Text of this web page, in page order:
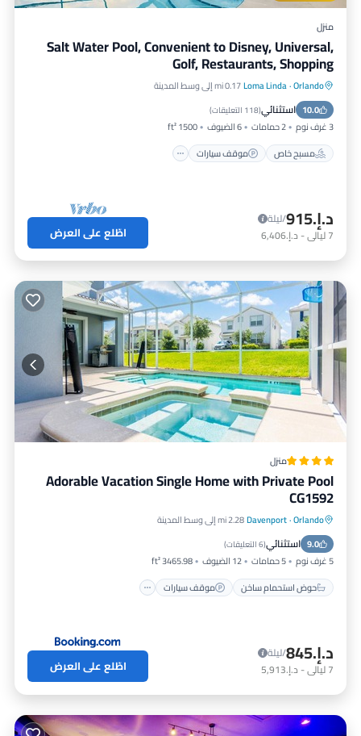
منزل
Salt Water Pool, Convenient to Disney, Universal,
Golf, Restaurants, Shopping
Orlando
·
Loma Linda0.17 mi إلى وسط المدينة
10.0 استثنائي(118 التعليقات )
3 غرف نوم 2 حمامات 6 الضيوف
1500 ft²
مسبح خاص
موقف سيارات
مسبح خاص موقف سيارات
إطلالة على المحيط
د.إ.‏915
/ليلة
7ليالي- د.إ.‏6,406 اطّلع على العرض
منزل
Adorable Vacation Single Home with Private Pool
CG1592
Orlando
·
Davenport2.28 mi إلى وسط المدينة
9.0 استثنائي(6 التعليقات )
5 غرف نوم 5 حمامات 12 الضيوف
3465.98 ft²
حوض استحمام ساخن
موقف سيارات
حوض استحمام ساخن
موقف سيارات
مسبح
د.إ.‏845
/ليلة
7ليالي- د.إ.‏5,913 اطّلع على العرض